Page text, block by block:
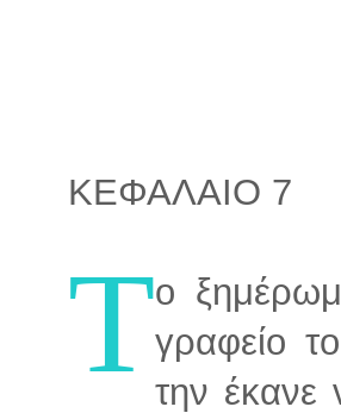
ΚΕΦΑΛΑΙΟ 7
Το
γραφείο
την έκανε